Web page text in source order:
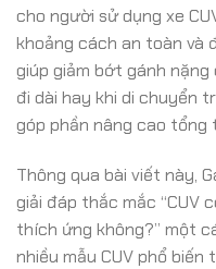
cho người sử dụng xe
khoảng cách an toàn và
giúp giảm bớt gánh
đi dài hay khi di chuyển
góp phần nâng cao tổng
Thông qua bài viết này,
giải đáp thắc mắc “CUV
thích ứng không?” một
nhiều mẫu CUV phổ